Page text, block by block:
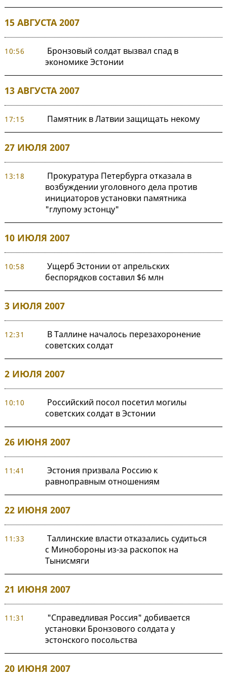
15 АВГУСТА 2007
10:56
Бронзовый солдат вызвал спад в
экономике Эстонии
13 АВГУСТА 2007
17:15 Памятник в Латвии защищать некому
27 ИЮЛЯ 2007
13:18
Прокуратура Петербурга отказала в
возбуждении уголовного дела против
инициаторов установки памятника
"глупому эстонцу"
10 ИЮЛЯ 2007
10:58
Ущерб Эстонии от апрельских
беспорядков составил $6 млн
3 ИЮЛЯ 2007
12:31
В Таллине началось перезахоронение
советских солдат
2 ИЮЛЯ 2007
10:10
Российский посол посетил могилы
советских солдат в Эстонии
26 ИЮНЯ 2007
11:41
Эстония призвала Россию к
равноправным отношениям
22 ИЮНЯ 2007
11:33
Таллинские власти отказались судиться
с Минобороны из-за раскопок на
Тынисмяги
21 ИЮНЯ 2007
11:31
"Справедливая Россия" добивается
установки Бронзового солдата у
эстонского посольства
20 ИЮНЯ 2007